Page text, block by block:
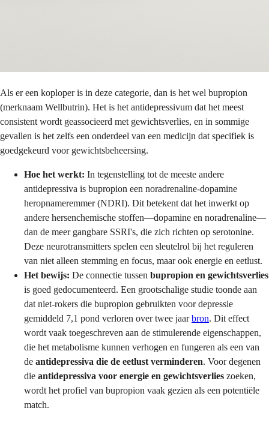
Als er een koploper is in deze categorie, dan is het wel bupropion
(merknaam Wellbutrin). Het is het antidepressivum dat het meest
consistent wordt geassocieerd met gewichtsverlies, en in sommige
gevallen is het zelfs een onderdeel van een medicijn dat specifiek is
goedgekeurd voor gewichtsbeheersing.
Hoe het werkt: In tegenstelling tot de meeste andere
antidepressiva is bupropion een noradrenaline-dopamine
heropnameremmer (NDRI). Dit betekent dat het inwerkt op
andere hersenchemische stoffen—dopamine en noradrenaline—
dan de meer gangbare SSRI's, die zich richten op serotonine.
Deze neurotransmitters spelen een sleutelrol bij het reguleren
van niet alleen stemming en focus, maar ook energie en eetlust.
Het bewijs: De connectie tussen bupropion en gewichtsverlies
is goed gedocumenteerd. Een grootschalige studie toonde aan
dat niet-rokers die bupropion gebruikten voor depressie
gemiddeld 7,1 pond verloren over twee jaarbron. Dit effect
wordt vaak toegeschreven aan de stimulerende eigenschappen,
die het metabolisme kunnen verhogen en fungeren als een van
de antidepressiva die de eetlust verminderen. Voor degenen
die antidepressiva voor energie en gewichtsverlies zoeken,
wordt het profiel van bupropion vaak gezien als een potentiële
match.